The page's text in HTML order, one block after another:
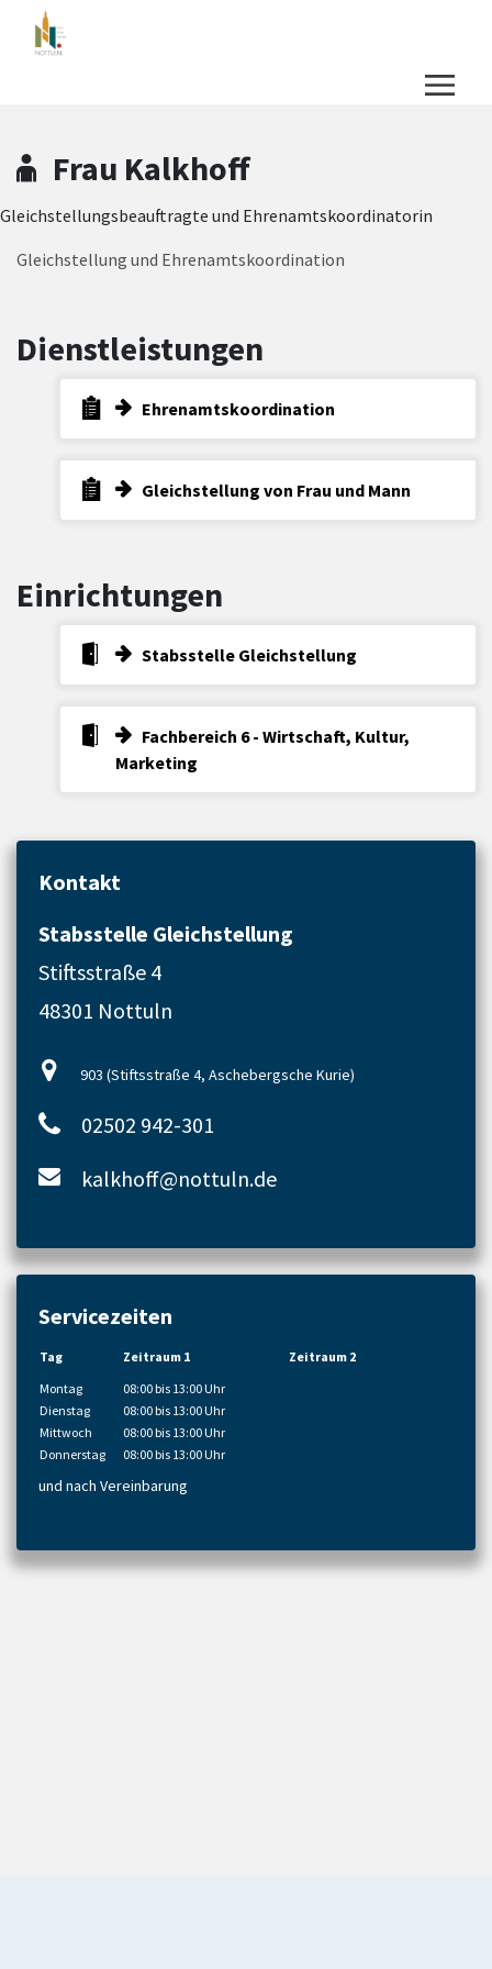
Zum Hauptinhalt springen
Frau Kalkhoff
Gleichstellungsbeauftragte und Ehrenamtskoordinatorin
Gleichstellung und Ehrenamtskoordination
Dienstleistungen
Ehrenamtskoordination
Gleichstellung von Frau und Mann
Einrichtungen
Stabsstelle Gleichstellung
Fachbereich 6 - Wirtschaft, Kultur,
Marketing
Kontakt
Stabsstelle Gleichstellung
Stiftsstraße 4
48301 Nottuln
903 (Stiftsstraße 4, Aschebergsche Kurie)
02502 942-301
kalkhoff@nottuln.de
Servicezeiten
Tag Zeitraum 1
Zeitraum 2
Montag
08:00 bis 13:00 Uhr
Dienstag
08:00 bis 13:00 Uhr
Mittwoch
08:00 bis 13:00 Uhr
Donnerstag
08:00 bis 13:00 Uhr
und nach Vereinbarung